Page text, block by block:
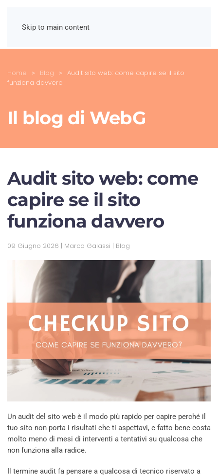
Skip to main content
Home Blog
Audit sito web: come capire se il sito
funziona davvero
Il blog di WebG
Audit sito web: come
capire se il sito
funziona davvero
09 Giugno 2026 | Marco Galassi | Blog
Un audit del sito web è il modo più rapido per capire perché il
tuo sito non porta i risultati che ti aspettavi, e fatto bene costa
molto meno di mesi di interventi a tentativi su qualcosa che
non funziona alla radice.
Il termine audit fa pensare a qualcosa di tecnico riservato a